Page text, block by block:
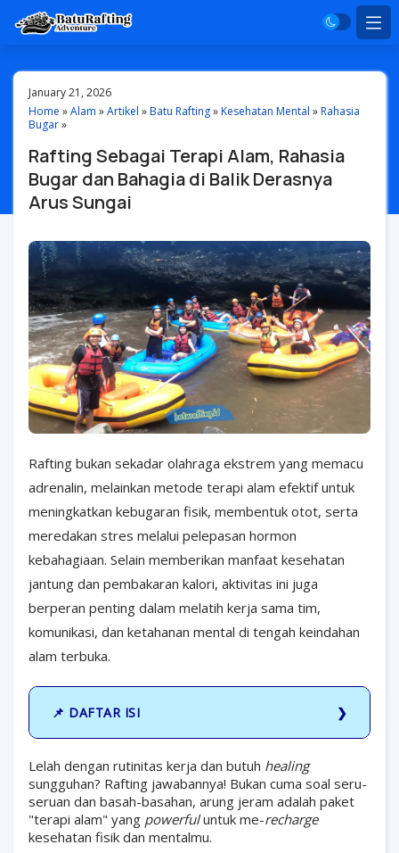
January 21, 2026
Home »Alam »Artikel »Batu Rafting»Kesehatan Mental »Rahasia
Bugar»
Rafting Sebagai Terapi Alam, Rahasia
Bugar dan Bahagia di Balik Derasnya
Arus Sungai
Rafting bukan sekadar olahraga ekstrem yang memacu
adrenalin, melainkan metode terapi alam efektif untuk
meningkatkan kebugaran fisik, membentuk otot, serta
meredakan stres melalui pelepasan hormon
kebahagiaan. Selain memberikan manfaat kesehatan
jantung dan pembakaran kalori, aktivitas ini juga
berperan penting dalam melatih kerja sama tim,
komunikasi, dan ketahanan mental di tengah keindahan
alam terbuka.
📌 DAFTAR ISI
Lelah dengan rutinitas kerja dan butuh healing
sungguhan? Rafting jawabannya! Bukan cuma soal seru-
seruan dan basah-basahan, arung jeram adalah paket
"terapi alam" yang powerfuluntuk me-recharge
kesehatan fisik dan mentalmu.